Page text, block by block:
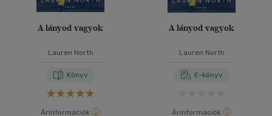
A lányod vagyok
Lauren North
Könyv
Árinformációk
A lányod vagyok
Lauren North
E-könyv
Árinformációk